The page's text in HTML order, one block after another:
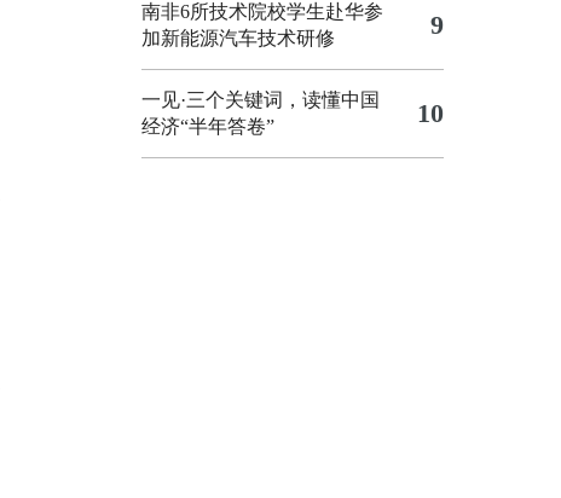
南非6所技术院校学生赴华参
加新能源汽车技术研修
9
一见·三个关键词，读懂中国
经济“半年答卷”
10